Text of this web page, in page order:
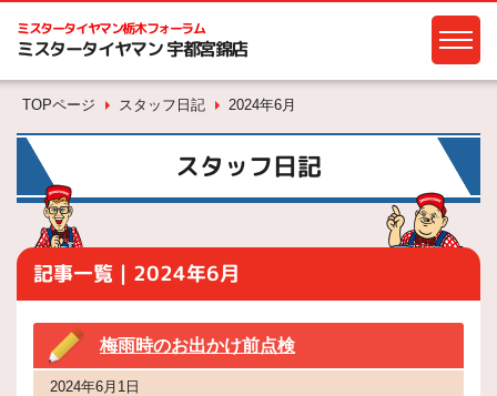
ミスタータイヤマン栃木フォーラム
ミスタータイヤマン 宇都宮錦店
TOPページ スタッフ日記 2024年6月
スタッフ日記
記事一覧｜2024年6月
梅雨時のお出かけ前点検
2024年6月1日